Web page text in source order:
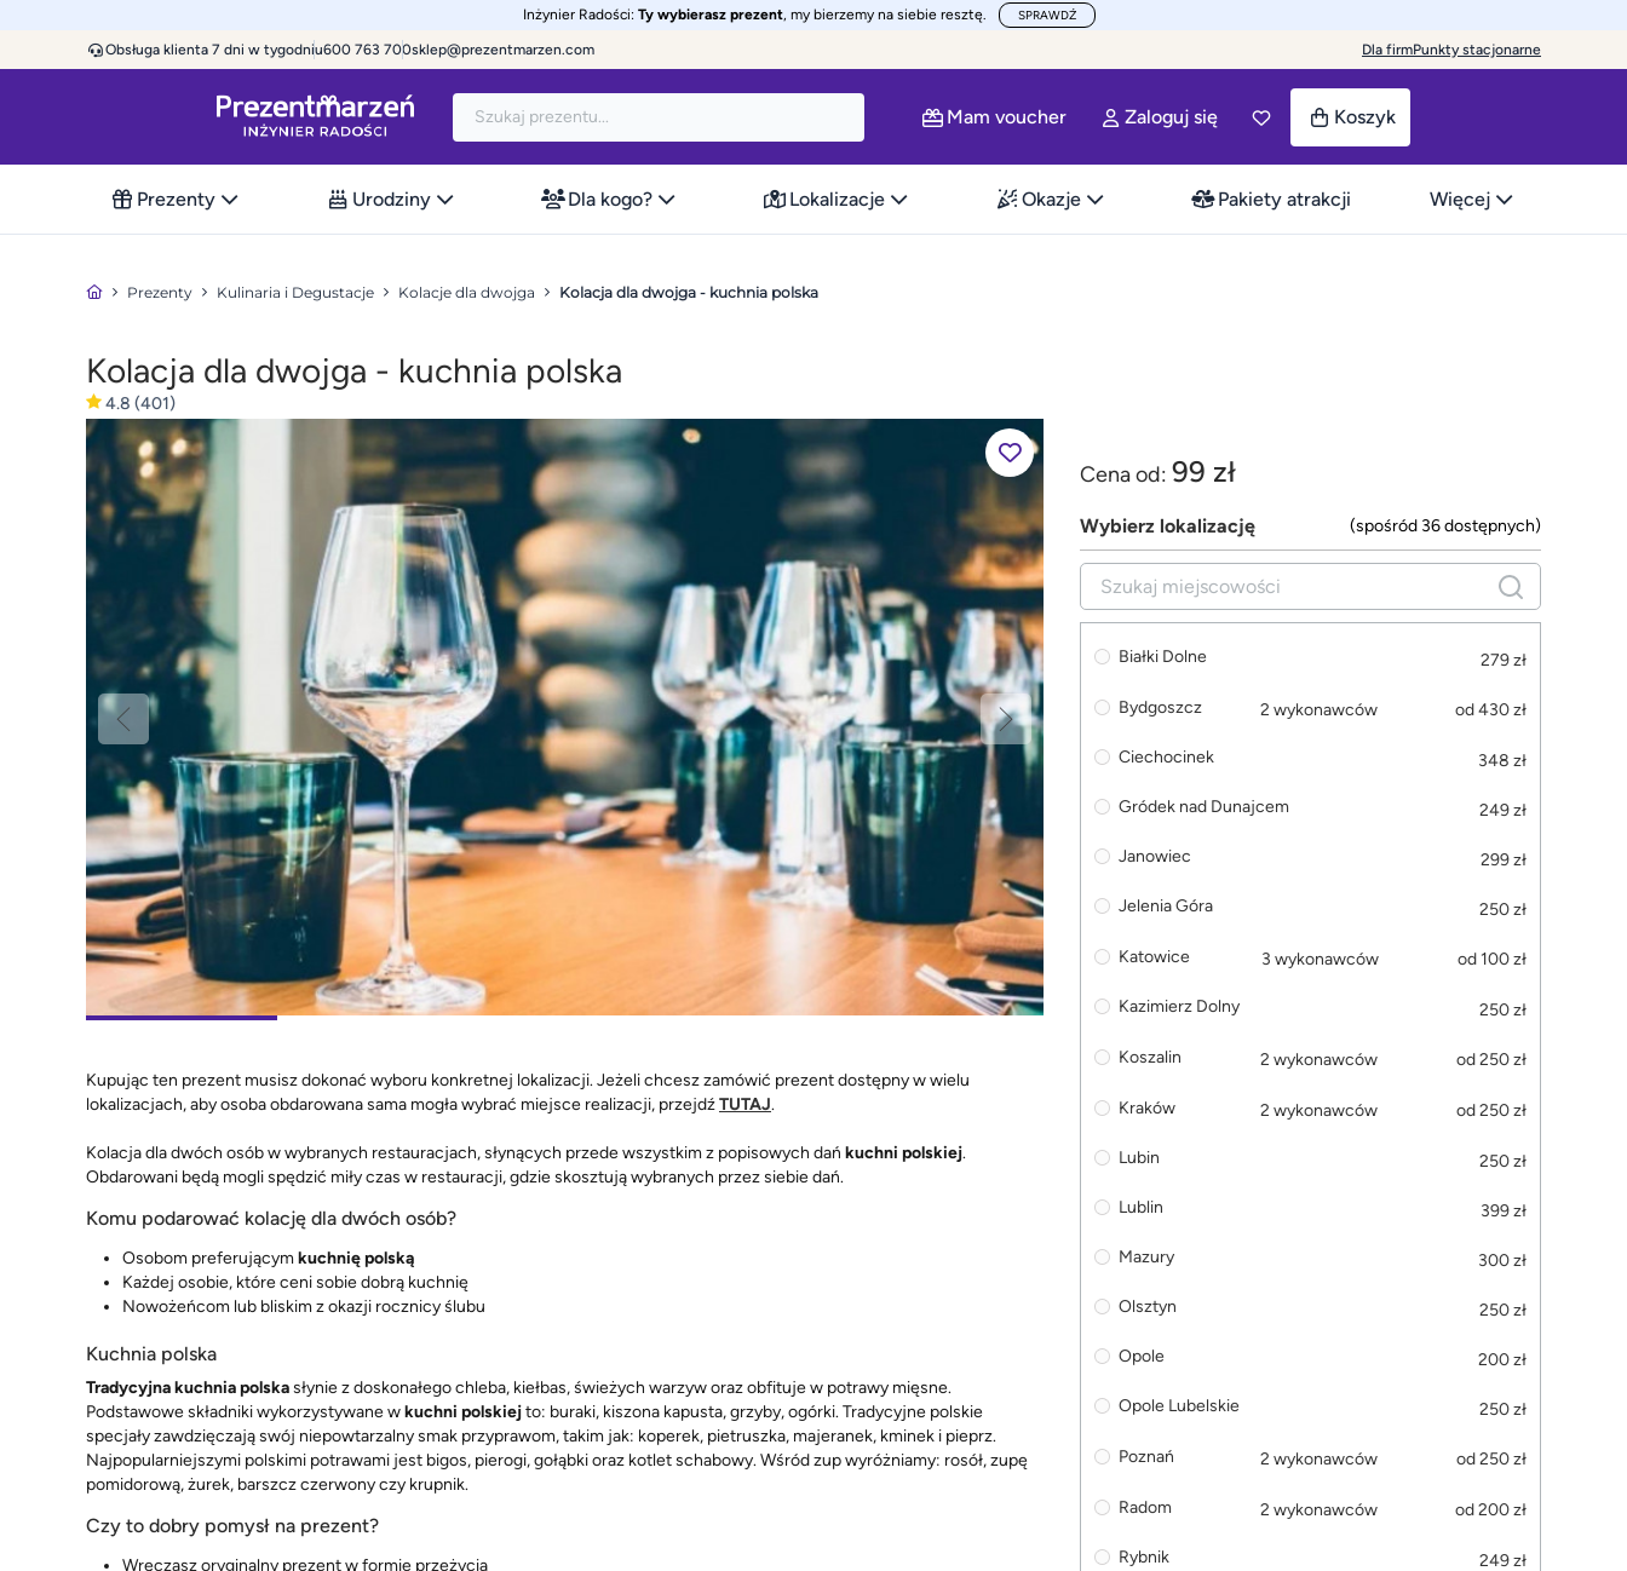
Inżynier Radości: Ty wybierasz prezent, my bierzemy na siebie resztę. SPRAWDŹ
Obsługa klienta 7 dni w tygodniu600 763 700sklep@prezentmarzen.com Dla firmPunkty stacjonarne
Mam voucher Zaloguj się Koszyk
Prezenty Urodziny Dla kogo? Lokalizacje Okazje Pakiety atrakcji Więcej
Prezenty Kulinaria i Degustacje Kolacje dla dwojga Kolacja dla dwojga - kuchnia polska
Kolacja dla dwojga - kuchnia polska
4.8 (401)
Kupując ten prezent musisz dokonać wyboru konkretnej lokalizacji. Jeżeli chcesz zamówić prezent dostępny w wielu
lokalizacjach, aby osoba obdarowana sama mogła wybrać miejsce realizacji, przejdźTUTAJ.
Kolacja dla dwóch osób w wybranych restauracjach, słynących przede wszystkim z popisowych dań kuchni polskiej.
Obdarowani będą mogli spędzić miły czas w restauracji, gdzie skosztują wybranych przez siebie dań.
Komu podarować kolację dla dwóch osób?
Osobom preferującymkuchnię polską
Każdej osobie, które ceni sobie dobrą kuchnię
Nowożeńcom lub bliskim z okazji rocznicy ślubu
Kuchnia polska
Tradycyjna kuchnia polskasłynie z doskonałego chleba, kiełbas, świeżych warzyw oraz obfituje w potrawy mięsne.
Podstawowe składniki wykorzystywane wkuchni polskiejto: buraki, kiszona kapusta, grzyby, ogórki. Tradycyjne polskie
specjały zawdzięczają swój niepowtarzalny smak przyprawom, takim jak: koperek, pietruszka, majeranek, kminek i pieprz.
Najpopularniejszymi polskimi potrawami jest bigos, pierogi, gołąbki oraz kotlet schabowy. Wśród zup wyróżniamy: rosół, zupę
pomidorową, żurek, barszcz czerwony czy krupnik.
Czy to dobry pomysł na prezent?
Wręczasz oryginalny prezent w formie przeżycia
Cena od:99 zł
Wybierz lokalizację (spośród 36 dostępnych)
Białki Dolne 279 zł
Bydgoszcz 2 wykonawców od 430 zł
Ciechocinek 348 zł
Gródek nad Dunajcem 249 zł
Janowiec 299 zł
Jelenia Góra 250 zł
Katowice 3 wykonawców od 100 zł
Kazimierz Dolny 250 zł
Koszalin 2 wykonawców od 250 zł
Kraków 2 wykonawców od 250 zł
Lubin 250 zł
Lublin 399 zł
Mazury 300 zł
Olsztyn 250 zł
Opole 200 zł
Opole Lubelskie 250 zł
Poznań 2 wykonawców od 250 zł
Radom 2 wykonawców od 200 zł
Rybnik 249 zł